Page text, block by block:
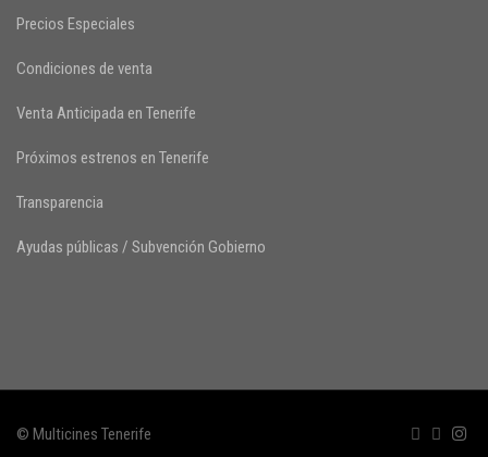
Precios Especiales
Condiciones de venta
Venta Anticipada en Tenerife
Próximos estrenos en Tenerife
Transparencia
Ayudas públicas / Subvención Gobierno
© Multicines Tenerife